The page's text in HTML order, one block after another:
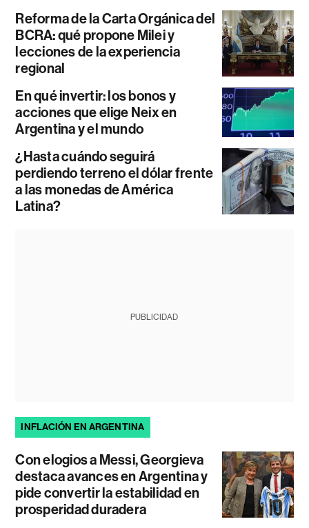
Reforma de la Carta Orgánica del
BCRA: qué propone Milei y
lecciones de la experiencia
regional
En qué invertir: los bonos y
acciones que elige Neix en
Argentina y el mundo
¿Hasta cuándo seguirá
perdiendo terreno el dólar frente
a las monedas de América
Latina?
PUBLICIDAD
INFLACIÓN EN ARGENTINA
Con elogios a Messi, Georgieva
destaca avances en Argentina y
pide convertir la estabilidad en
prosperidad duradera